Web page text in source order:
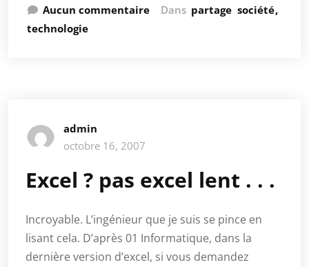
Aucun commentaire Dans partage société
technologie
admin
octobre 16, 2007
Excel ? pas excel lent . . .
Incroyable. L’ingénieur que je suis se pince en
lisant cela. D’après 01 Informatique, dans la
dernière version d’excel, si vous demandez